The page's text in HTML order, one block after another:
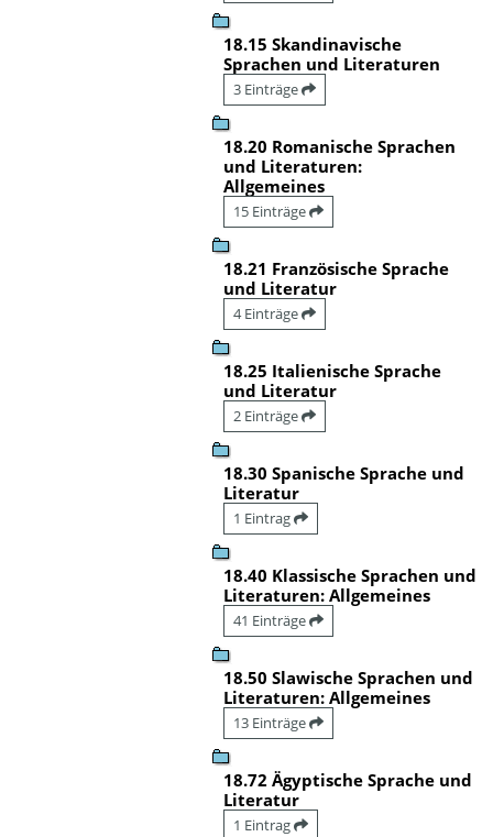
18.15 Skandinavische
Sprachen und Literaturen
3 Einträge
18.20 Romanische Sprachen
und Literaturen:
Allgemeines
15 Einträge
18.21 Französische Sprache
und Literatur
4 Einträge
18.25 Italienische Sprache
und Literatur
2 Einträge
18.30 Spanische Sprache und
Literatur
1 Eintrag
18.40 Klassische Sprachen und
Literaturen: Allgemeines
41 Einträge
18.50 Slawische Sprachen und
Literaturen: Allgemeines
13 Einträge
18.72 Ägyptische Sprache und
Literatur
1 Eintrag